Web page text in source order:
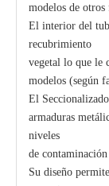
modelos de otros
El interior del
recubrimiento
vegetal lo que le
modelos (según
El
armaduras
niveles
de
Su diseño